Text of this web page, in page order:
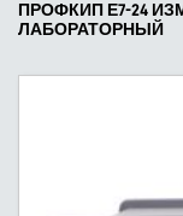
ПРОФКИП Е7-24
ЛАБОРАТОРНЫЙ